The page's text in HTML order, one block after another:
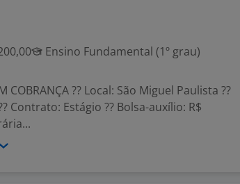
Ensino Fundamental (1º grau)
COBRANÇA ?? Local: São Miguel Paulista ??
Contrato: Estágio ?? Bolsa-auxílio: R$